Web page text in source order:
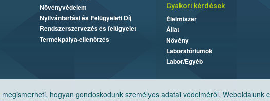
megismerheti, hogyan gondoskodunk személyes adatai védelméről. Weboldalunk
Növényvédelem
Nyilvántartási és Felügyeleti Díj
Rendszerszervezés és felügyelet
Termékpálya-ellenőrzés
Gyakori kérdések
Élelmiszer
Állat
Növény
Laboratóriumok
Labor/Egyéb